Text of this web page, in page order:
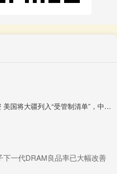
老虎配资 美国将大疆列入“受管制清单”，中方表态
下一代DRAM良品率已大幅改善